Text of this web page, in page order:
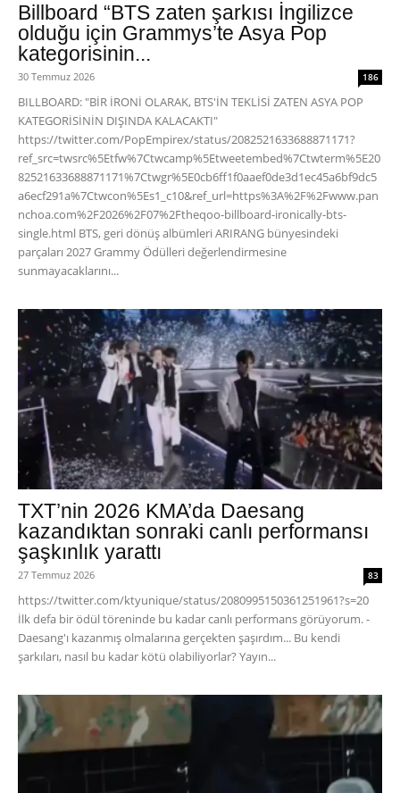
Billboard “BTS zaten şarkısı İngilizce
olduğu için Grammys’te Asya Pop
kategorisinin...
30 Temmuz 2026 186
BILLBOARD: "BİR İRONİ OLARAK, BTS'İN TEKLİSİ ZATEN ASYA POP
KATEGORİSİNİN DIŞINDA KALACAKTI"
https://twitter.com/PopEmpirex/status/2082521633688871171?
ref_src=twsrc%5Etfw%7Ctwcamp%5Etweetembed%7Ctwterm%5E20
82521633688871171%7Ctwgr%5E0cb6ff1f0aaef0de3d1ec45a6bf9dc5
a6ecf291a%7Ctwcon%5Es1_c10&ref_url=https%3A%2F%2Fwww.pan
nchoa.com%2F2026%2F07%2Ftheqoo-billboard-ironically-bts-
single.html BTS, geri dönüş albümleri ARIRANG bünyesindeki
parçaları 2027 Grammy Ödülleri değerlendirmesine
sunmayacaklarını...
TXT’nin 2026 KMA’da Daesang
kazandıktan sonraki canlı performansı
şaşkınlık yarattı
27 Temmuz 2026 83
https://twitter.com/ktyunique/status/2080995150361251961?s=20
İlk defa bir ödül töreninde bu kadar canlı performans görüyorum. -
Daesang'ı kazanmış olmalarına gerçekten şaşırdım... Bu kendi
şarkıları, nasıl bu kadar kötü olabiliyorlar? Yayın...